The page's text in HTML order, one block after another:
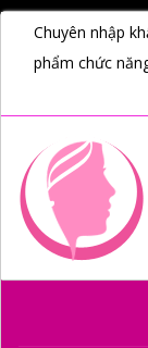
Chuyên nhập
phẩm chức